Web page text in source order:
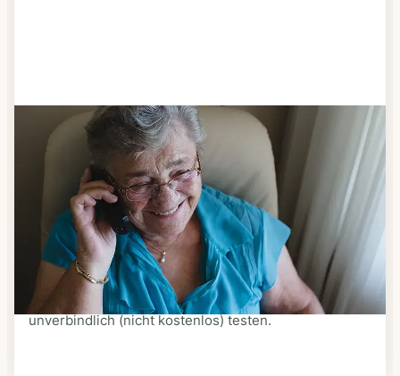
Schritt 3
Bestellen & liefern lassen
Suchen Sie sich aus dem Speiseplan Ihres Anbieters
aus, was Ihnen schmeckt. Bestellen Sie telefonisch,
schriftlich oder im Online-Shop Ihres Anbieters.
Ein Kurier liefert Ihnen das bestellte Essen zum
vereinbarten Zeitpunkt nach Hause. Bei vielen
Anbietern können Sie Essen auf Rädern auch
unverbindlich (nicht kostenlos) testen.